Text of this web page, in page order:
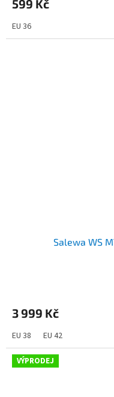
599 Kč
EU 36
Salewa WS
3 999 Kč
EU 38 EU 42
VÝPRODEJ